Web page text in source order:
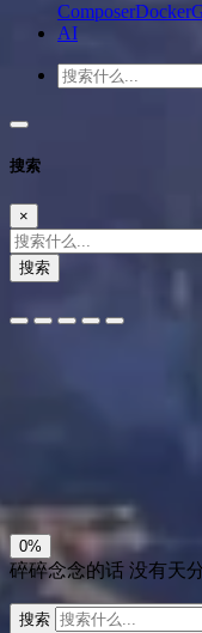
ComposerDocker
AI
搜索
×
搜索
0%
碎碎念念的话 没有天
搜索